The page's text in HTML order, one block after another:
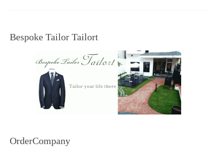
Bespoke Tailor Tailort
OrderCompany